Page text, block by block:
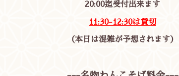
20:00迄受付出来ます
11:30-12:30は貸切
（本日は混雑が予想されます）